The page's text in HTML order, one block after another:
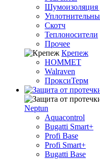
Шумоизоляция
Скотч
Теплоносители
Прочее
Крепеж
HOMMET
Walraven
ПроксиТерм
Neptun
Aquacontrol
Bugatti Smart+
Profi Base
Profi Smart+
Bugatti Base